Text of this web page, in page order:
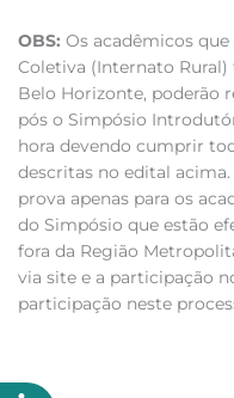
OBS: Os acadêmicos
Coletiva (Internato
Belo Horizonte, poderão
pós o Simpósio
hora devendo cumprir
descritas no edital
prova apenas para os
do Simpósio que estão
fora da Região
via site e a participação
participação neste